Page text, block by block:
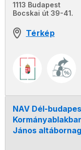
1113 Budapest
Bocskai út 39-41.
Térkép
NAV Dél-
János